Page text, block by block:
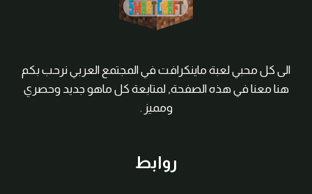
الى كل محبي لعبة ماينكرافت في المجتمع العربي نرحب بكم
هنا معنا في هذه الصفحة, لمتابعة كل ماهو جديد وحصري
ومميز .
روابط